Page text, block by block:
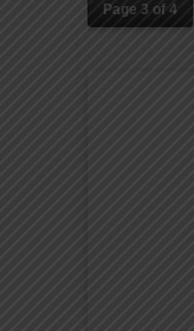
Page 3 of 4